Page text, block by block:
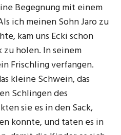
Begegnung mit einem
ich meinen Sohn Jaro zu
kam uns Ecki schon
zu holen. In seinem
Frischling verfangen.
kleine Schwein, das
Schlingen des
sie es in den Sack,
konnte, und taten es in